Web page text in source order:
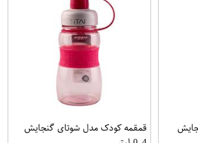
قمقمه کودک مدل شوتای گنجایش